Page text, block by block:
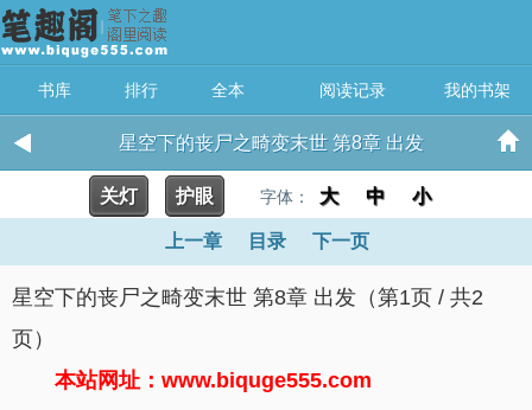
书库 排行 全本 阅读记录 我的书架
星空下的丧尸之畸变末世 第8章 出发
关灯 护眼 字体： 大 中 小
上一章 目录 下一页
星空下的丧尸之畸变末世 第8章 出发（第1页 / 共2
页）
本站网址：www.biquge555.com